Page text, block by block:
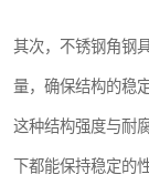
其次，不锈钢角钢
量，确保结构的稳
这种结构强度与耐
下都能保持稳定的